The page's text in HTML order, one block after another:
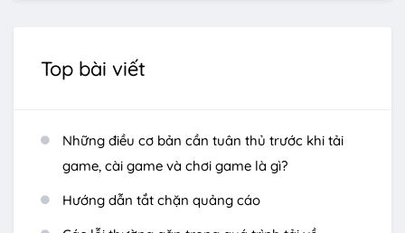
Top bài viết
Những điều cơ bản cần tuân thủ trước khi tải
game, cài game và chơi game là gì?
Hướng dẫn tắt chặn quảng cáo